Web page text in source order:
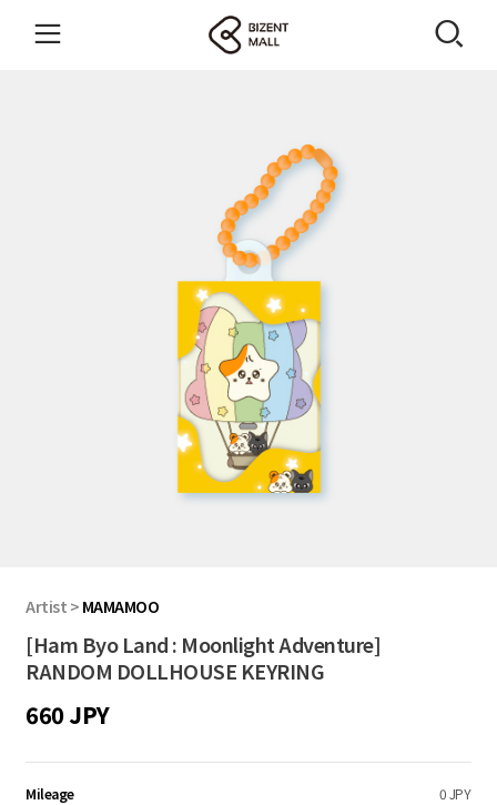
Artist > MAMAMOO
[Ham Byo Land : Moonlight Adventure]
RANDOM DOLLHOUSE KEYRING
660 JPY
Mileage 0 JPY